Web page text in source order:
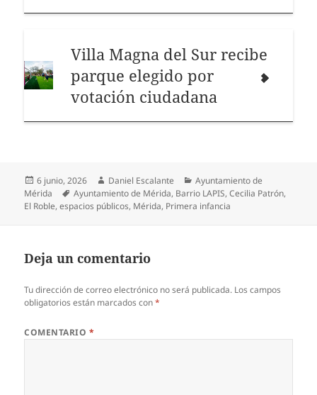
Villa Magna del Sur recibe
parque elegido por
votación ciudadana
Publicado
el
6 junio, 2026 Autor
Daniel Escalante Categorías
Ayuntamiento de
Mérida
Etiquetas
Ayuntamiento de Mérida, Barrio LAPIS,Cecilia Patrón,
El Roble,espacios públicos, Mérida, Primera infancia
Deja un comentario
Tu dirección de correo electrónico no será publicada. Los campos
obligatorios están marcados con*
COMENTARIO *